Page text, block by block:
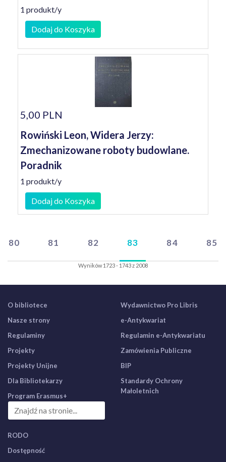
1 produkt/y
Dodaj do Koszyka
5,00 PLN
Rowiński Leon, Widera Jerzy:
Zmechanizowane roboty budowlane.
Poradnik
1 produkt/y
Dodaj do Koszyka
80 81 82 83 84 85
Wyników 1723 - 1743 z 2008
O bibliotece
Nasze strony
Regulaminy
Projekty
Projekty Unijne
Dla Bibliotekarzy
Program Erasmus+
Wydawnictwo Pro Libris
e-Antykwariat
Regulamin e-Antykwariatu
Zamówienia Publiczne
BIP
Standardy Ochrony
Małoletnich
RODO
Dostępność